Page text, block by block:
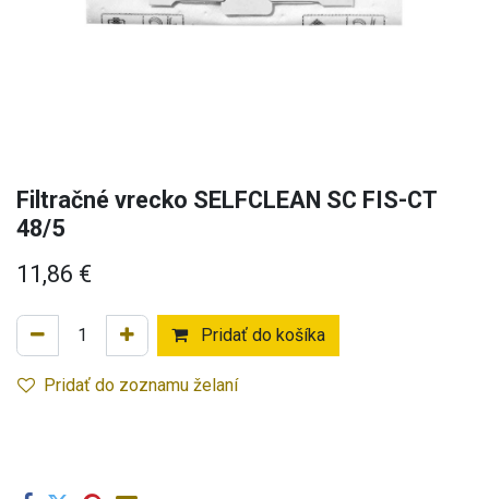
Filtračné vrecko SELFCLEAN SC FIS-CT
48/5
11,86 €
Pridať do košíka
Pridať do zoznamu želaní